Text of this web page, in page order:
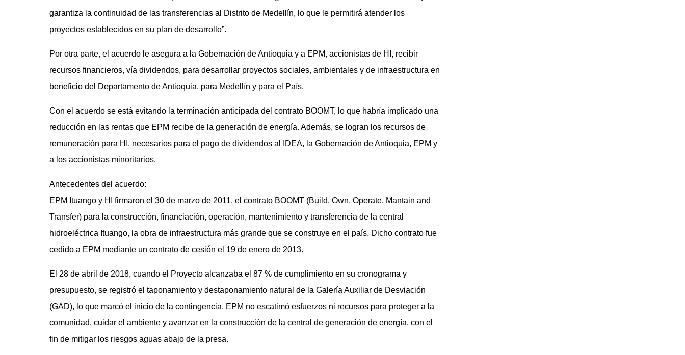
garantiza la continuidad de las transferencias al Distrito de Medellín, lo que le permitirá atender los
proyectos establecidos en su plan de desarrollo”.
Por otra parte, el acuerdo le asegura a la Gobernación de Antioquia y a EPM, accionistas de HI, recibir
recursos financieros, vía dividendos, para desarrollar proyectos sociales, ambientales y de infraestructura en
beneficio del Departamento de Antioquia, para Medellín y para el País.
Con el acuerdo se está evitando la terminación anticipada del contrato BOOMT, lo que habría implicado una
reducción en las rentas que EPM recibe de la generación de energía. Además, se logran los recursos de
remuneración para HI, necesarios para el pago de dividendos al IDEA, la Gobernación de Antioquia, EPM y
a los accionistas minoritarios.
Antecedentes del acuerdo:
EPM Ituango y HI firmaron el 30 de marzo de 2011, el contrato BOOMT (Build, Own, Operate, Mantain and
Transfer) para la construcción, financiación, operación, mantenimiento y transferencia de la central
hidroeléctrica Ituango, la obra de infraestructura más grande que se construye en el país. Dicho contrato fue
cedido a EPM mediante un contrato de cesión el 19 de enero de 2013.
El 28 de abril de 2018, cuando el Proyecto alcanzaba el 87 % de cumplimiento en su cronograma y
presupuesto, se registró el taponamiento y destaponamiento natural de la Galería Auxiliar de Desviación
(GAD), lo que marcó el inicio de la contingencia. EPM no escatimó esfuerzos ni recursos para proteger a la
comunidad, cuidar el ambiente y avanzar en la construcción de la central de generación de energía, con el
fin de mitigar los riesgos aguas abajo de la presa.